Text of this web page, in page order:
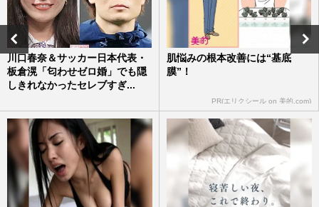
川口春奈＆サッカー日本代表・
板倉滉「匂わせゼロ婚」でも隠
しきれなかったセレブすぎ...
肌悩みの根本改善には“基底
膜”！
PR(エリクシール on 美的.com)